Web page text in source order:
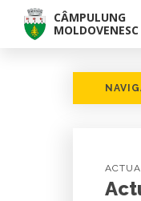
CÂMPULUNG
MOLDOVENESC